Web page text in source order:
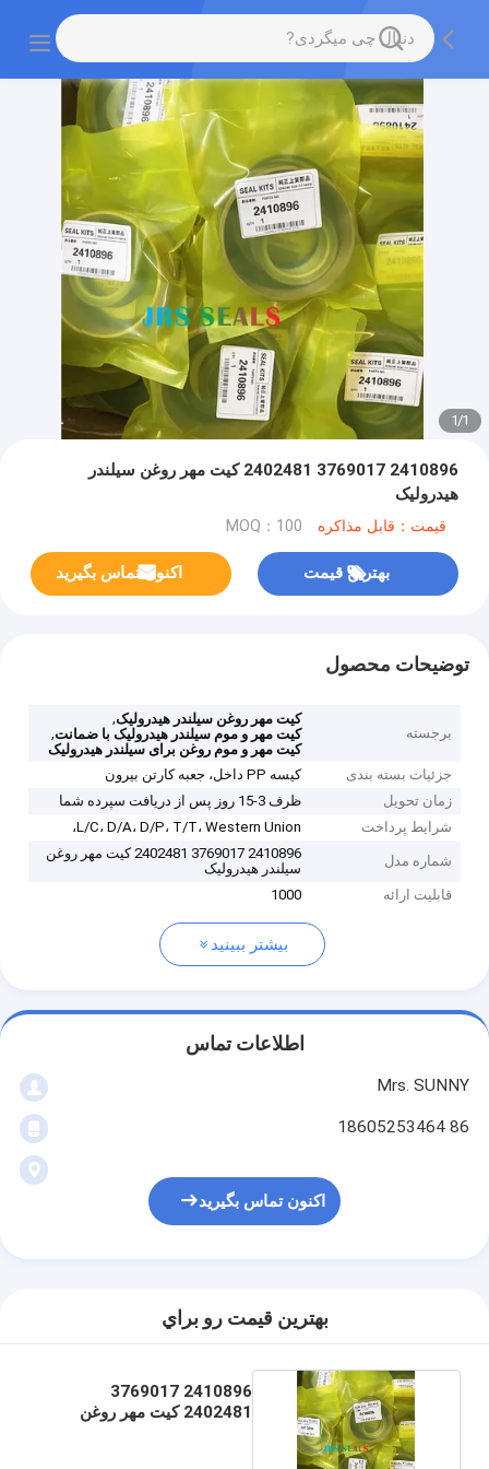
1
/
1
2410896 3769017 2402481 کیت مهر روغن سیلندر
هیدرولیک
قیمت：قابل مذاکره MOQ：100
بهترین قیمت اکنون تماس بگیرید
توضیحات محصول
برجسته
کیت مهر روغن سیلندر هیدرولیک,
کیت مهر و موم سیلندر هیدرولیک با ضمانت,
کیت مهر و موم روغن برای سیلندر هیدرولیک
جزئیات بسته بندی
کیسه PP داخل، جعبه کارتن بیرون
زمان تحویل
ظرف 3-15 روز پس از دریافت سپرده شما
شرایط پرداخت
L/C، D/A، D/P، T/T، Western Union،
شماره مدل
2410896 3769017 2402481 کیت مهر روغن
سیلندر هیدرولیک
قابلیت ارائه
1000
بیشتر ببینید
اطلاعات تماس
Mrs. SUNNY
86 18605253464
اکنون تماس بگیرید
بهترين قيمت رو براي
2410896 3769017
2402481 کیت مهر روغن